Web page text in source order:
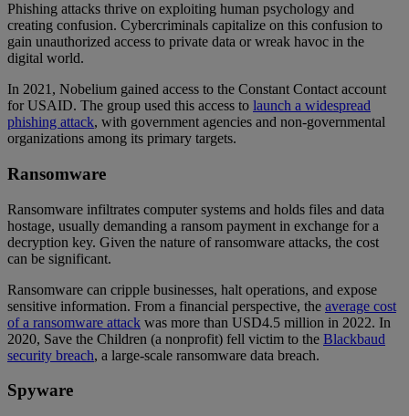
Phishing attacks thrive on exploiting human psychology and
creating confusion. Cybercriminals capitalize on this confusion to
gain unauthorized access to private data or wreak havoc in the
digital world.
In 2021, Nobelium gained access to the Constant Contact account
for USAID. The group used this access to launch a widespread
phishing attack, with government agencies and non-governmental
organizations among its primary targets.
Ransomware
Ransomware infiltrates computer systems and holds files and data
hostage, usually demanding a ransom payment in exchange for a
decryption key. Given the nature of ransomware attacks, the cost
can be significant.
Ransomware can cripple businesses, halt operations, and expose
sensitive information. From a financial perspective, the average cost
of a ransomware attack was more than USD4.5 million in 2022. In
2020, Save the Children (a nonprofit) fell victim to the Blackbaud
security breach, a large-scale ransomware data breach.
Spyware